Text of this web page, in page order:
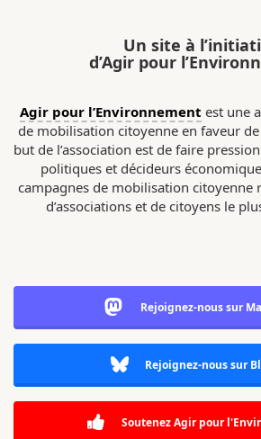
Un site à
d’Agir pour
Agir pour l’Environnement est une
de mobilisation citoyenne en faveur
but de l’association est de faire
politiques et décideurs
campagnes de mobilisation citoyenne
d’associations et de citoyens le
Rejoignez-nous sur
Rejoignez-nous sur
Soutenez Agir pour